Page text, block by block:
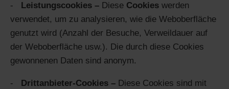
Leistungscookies – Diese Cookies werden
verwendet, um zu analysieren, wie die Weboberfläche
genutzt wird (Anzahl der Besuche, Verweildauer auf
der Weboberfläche usw.). Die durch diese Cookies
gewonnenen Daten sind anonym.
Drittanbieter-Cookies – Diese Cookies sind mit